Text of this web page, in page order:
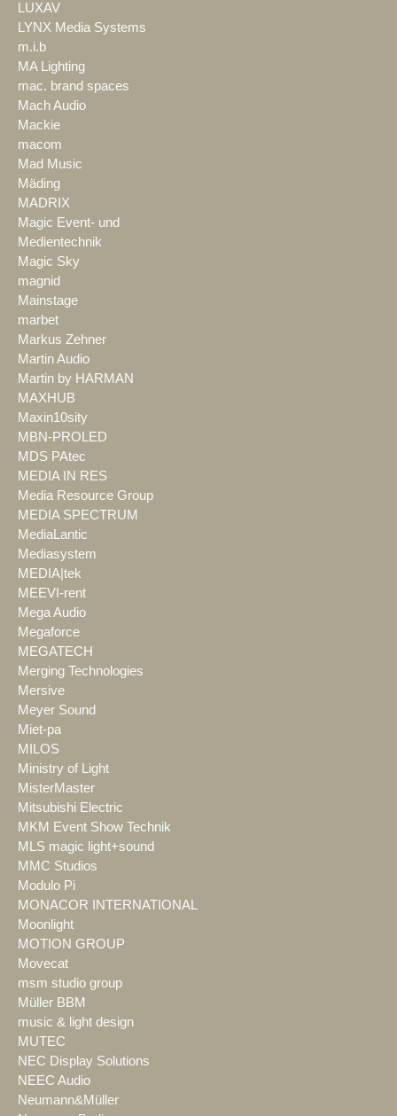
LUXAV
LYNX Media Systems
m.i.b
MA Lighting
mac. brand spaces
Mach Audio
Mackie
macom
Mad Music
Mäding
MADRIX
Magic Event- und
Medientechnik
Magic Sky
magnid
Mainstage
marbet
Markus Zehner
Martin Audio
Martin by HARMAN
MAXHUB
Maxin10sity
MBN-PROLED
MDS PAtec
MEDIA IN RES
Media Resource Group
MEDIA SPECTRUM
MediaLantic
Mediasystem
MEDIA|tek
MEEVI-rent
Mega Audio
Megaforce
MEGATECH
Merging Technologies
Mersive
Meyer Sound
Miet-pa
MILOS
Ministry of Light
MisterMaster
Mitsubishi Electric
MKM Event Show Technik
MLS magic light+sound
MMC Studios
Modulo Pi
MONACOR INTERNATIONAL
Moonlight
MOTION GROUP
Movecat
msm studio group
Müller BBM
music & light design
MUTEC
NEC Display Solutions
NEEC Audio
Neumann&Müller